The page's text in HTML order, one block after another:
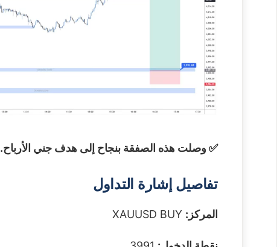
✅ وصلت هذه الصفقة بنجاح إلى هدف جني الأرباح.
تفاصيل إشارة التداول
المركز: